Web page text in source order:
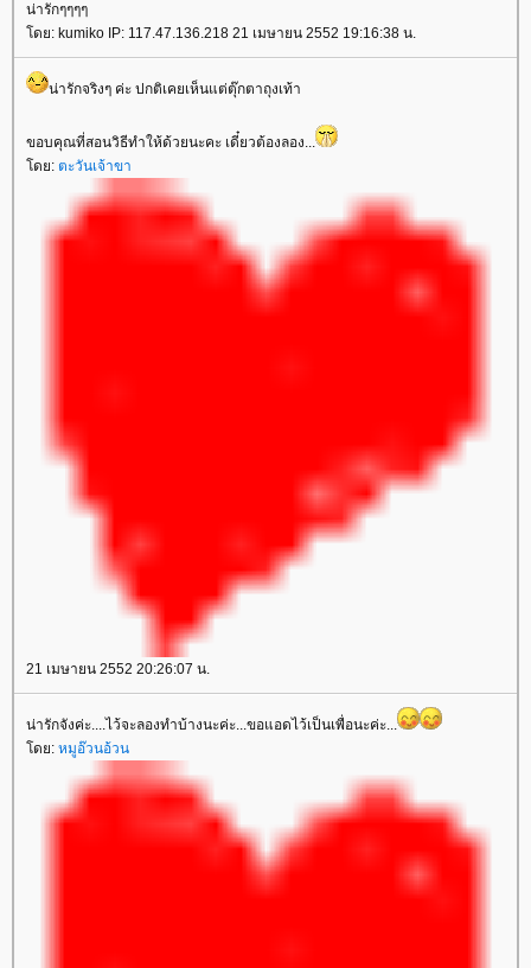
น่ารักๆๆๆๆ
โดย: kumiko IP: 117.47.136.218 21 เมษายน 2552 19:16:38 น.
น่ารักจริงๆ ค่ะ ปกติเคยเห็นแต่ตุ๊กตาถุงเท้า
ขอบคุณที่สอนวิธีทำให้ด้วยนะคะ เดี๋ยวต้องลอง...
โดย: ตะวันเจ้าขา
21 เมษายน 2552 20:26:07 น.
น่ารักจังค่ะ....ไว้จะลองทำบ้างนะค่ะ...ขอแอดไว้เป็นเพื่อนะค่ะ...
โดย: หมูอ๊วนอ้วน